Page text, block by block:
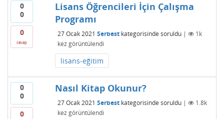
0
0
0
cevap
Lisans Öğrencileri İçin Çalışma
Programı
27 Ocak 2021 Serbestkategorisinde soruldu |
1k
kez görüntülendi
lisans-eğitim
0
0
0
Nasıl Kitap Okunur?
27 Ocak 2021 Serbestkategorisinde soruldu |
1.8k
kez görüntülendi